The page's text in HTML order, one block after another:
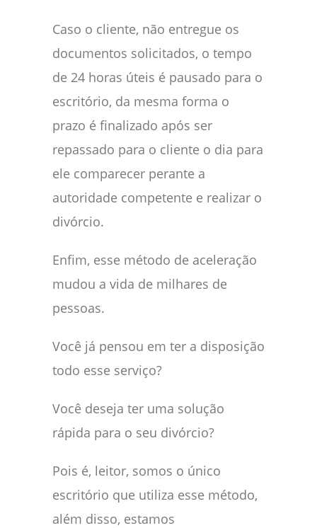
Caso o cliente, não entregue os
documentos solicitados, o tempo
de 24 horas úteis é pausado para o
escritório, da mesma forma o
prazo é finalizado após ser
repassado para o cliente o dia para
ele comparecer perante a
autoridade competente e realizar o
divórcio.
Enfim, esse método de aceleração
mudou a vida de milhares de
pessoas.
Você já pensou em ter a disposição
todo esse serviço?
Você deseja ter uma solução
rápida para o seu divórcio?
Pois é, leitor, somos o único
escritório que utiliza esse método,
além disso, estamos